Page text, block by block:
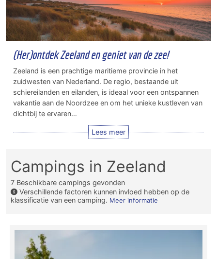
(Her)ontdek Zeeland en geniet van de zee!
Zeeland is een prachtige maritieme provincie in het
zuidwesten van Nederland. De regio, bestaande uit
schiereilanden en eilanden, is ideaal voor een ontspannen
vakantie aan de Noordzee en om het unieke kustleven van
dichtbij te ervaren…
Campings in Zeeland
7 Beschikbare campings gevonden
Verschillende factoren kunnen invloed hebben op de
klassificatie van een camping. Meer informatie